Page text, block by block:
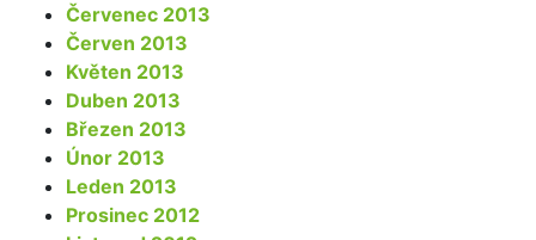
Červenec 2013
Červen 2013
Květen 2013
Duben 2013
Březen 2013
Únor 2013
Leden 2013
Prosinec 2012